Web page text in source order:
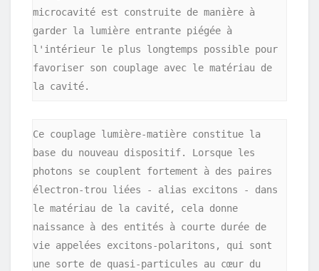
microcavité est construite de manière à
garder la lumière entrante piégée à
l'intérieur le plus longtemps possible pour
favoriser son couplage avec le matériau de
la cavité.
Ce couplage lumière-matière constitue la
base du nouveau dispositif. Lorsque les
photons se couplent fortement à des paires
électron-trou liées - alias excitons - dans
le matériau de la cavité, cela donne
naissance à des entités à courte durée de
vie appelées excitons-polaritons, qui sont
une sorte de quasi-particules au cœur du